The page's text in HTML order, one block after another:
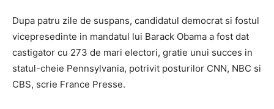
Dupa patru zile de suspans, candidatul democrat si fostul
vicepresedinte in mandatul lui Barack Obama a fost dat
castigator cu 273 de mari electori, gratie unui succes in
statul-cheie Pennsylvania, potrivit posturilor CNN, NBC si
CBS, scrie France Presse.